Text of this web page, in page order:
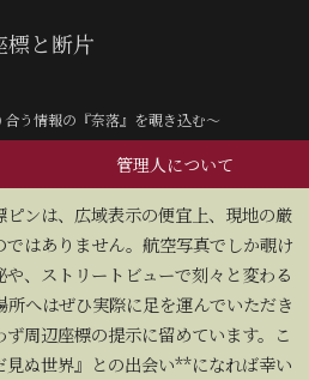
標と断片
う情報の『奈落』を覗き込む～
管理人について
ンは、広域表示の便宜上、現地の厳
はありません。航空写真でしか覗け
、ストリートビューで刻々と変わる
へはぜひ実際に足を運んでいただき
周辺座標の提示に留めています。こ
ぬ世界』との出会い**になれば幸い